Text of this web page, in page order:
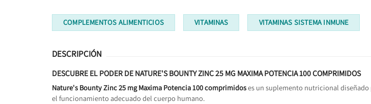
COMPLEMENTOS ALIMENTICIOS VITAMINAS VITAMINAS SISTEMA INMUNE
DESCRIPCIÓN
DESCUBRE EL PODER DE NATURE'S BOUNTY ZINC 25 MG MAXIMA POTENCIA 100 COMPRIMIDOS
Nature's Bounty Zinc 25 mg Maxima Potencia 100 comprimidoses un suplemento nutricional
el funcionamiento adecuado del cuerpo humano.